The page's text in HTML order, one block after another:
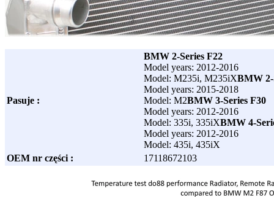
Pasuje :
BMW 2-Series F22
Model years: 2012-2016
Model: M235i, M235iXBMW 2-
Model years: 2015-2018
Model: M2BMW 3-Series F30
Model years: 2012-2016
Model: 335i, 335iXBMW 4-
Model years: 2012-2016
Model: 435i, 435iX
OEM nr części :
17118672103